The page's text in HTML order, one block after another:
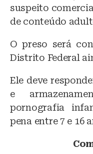
suspeito
de conteúdo
O preso será
Distrito Federal
Ele deve
e
pornografia
pena entre 7 e 16